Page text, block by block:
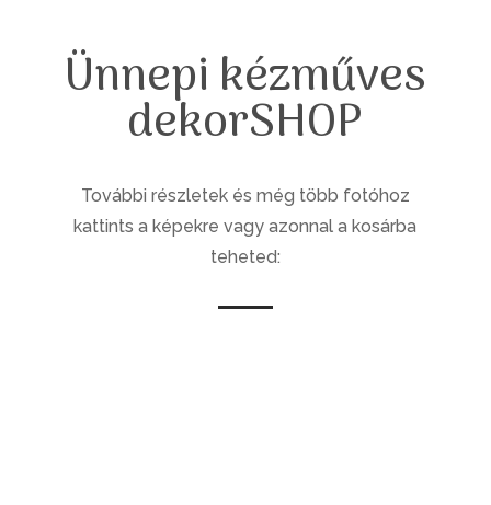
Ünnepi kézműves
dekorSHOP
További részletek és még több fotóhoz
kattints a képekre vagy azonnal a kosárba
teheted: